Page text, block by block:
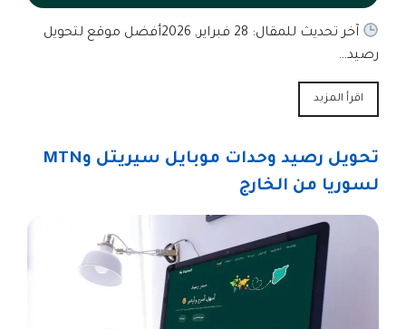
آخر تحديث للمقال: 28 فبراير, 2026أفضل موقع لتحويل
رصيد…
اقرأ المزيد
تحويل رصيد وحدات موبايل سيريتل وMTN
لسوريا من الخارج